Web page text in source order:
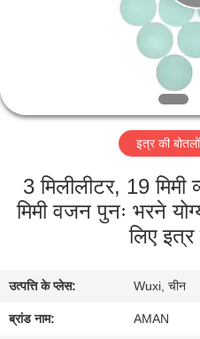
वीआर
शो
हमारे
बारे
कारखाना
दौरा
इत्र की
3 मिलीलीटर, 19 मिमी
मिमी वजन पुनः भरने
लिए
उत्पत्ति के प्लेस: Wuxi, चीन
ब्रांड नाम: AMAN